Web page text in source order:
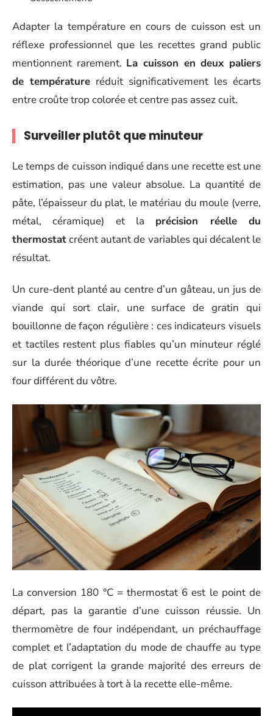
Adapter la température en cours de cuisson est un
réflexe professionnel que les recettes grand public
mentionnent rarement. La cuisson en deux paliers
de température réduit significativement les écarts
entre croûte trop colorée et centre pas assez cuit.
Surveiller plutôt que minuteur
Le temps de cuisson indiqué dans une recette est une
estimation, pas une valeur absolue. La quantité de
pâte, l’épaisseur du plat, le matériau du moule (verre,
métal, céramique) et la précision réelle du
thermostatcréent autant de variables qui décalent le
résultat.
Un cure-dent planté au centre d’un gâteau, un jus de
viande qui sort clair, une surface de gratin qui
bouillonne de façon régulière : ces indicateurs visuels
et tactiles restent plus fiables qu’un minuteur réglé
sur la durée théorique d’une recette écrite pour un
four différent du vôtre.
La conversion 180 °C = thermostat 6 est le point de
départ, pas la garantie d’une cuisson réussie. Un
thermomètre de four indépendant, un préchauffage
complet et l’adaptation du mode de chauffe au type
de plat corrigent la grande majorité des erreurs de
cuisson attribuées à tort à la recette elle-même.